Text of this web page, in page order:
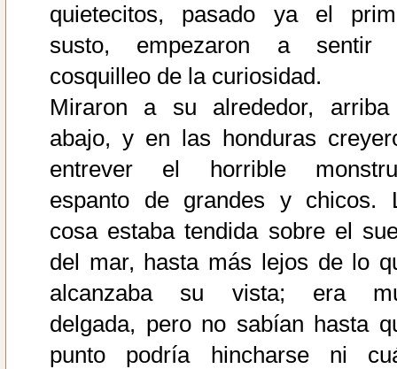
quietecitos, pasado ya el
susto, empezaron a sentir
cosquilleo de la curiosidad.
Miraron a su alrededor,
abajo, y en las honduras
entrever el horrible
espanto de grandes y chicos.
cosa estaba tendida sobre el
del mar, hasta más lejos de lo
alcanzaba su vista; era
delgada, pero no sabían hasta
punto podría hincharse ni